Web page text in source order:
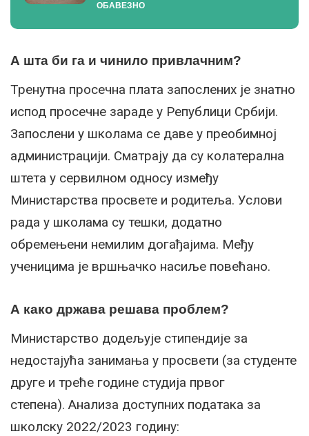
ОБАВЕЗНО
А шта би га и чинило привлачним?
Тренутна просечна плата запослених је знатно
испод просечне зараде у Републици Србији.
Запослени у школама се даве у преобимној
администрацији. Сматрају да су колатерална
штета у сервилном односу између
Министарства просвете и родитеља. Услови
рада у школама су тешки, додатно
обремењени немилим догађајима. Међу
ученицима је вршњачко насиље повећано.
А како држава решава проблем?
Министарство додељује стипендије за
недостајућа занимања у просвети (за студенте
друге и треће године студија првог
степена). Анализа доступних података за
школску 2022/2023 годину: